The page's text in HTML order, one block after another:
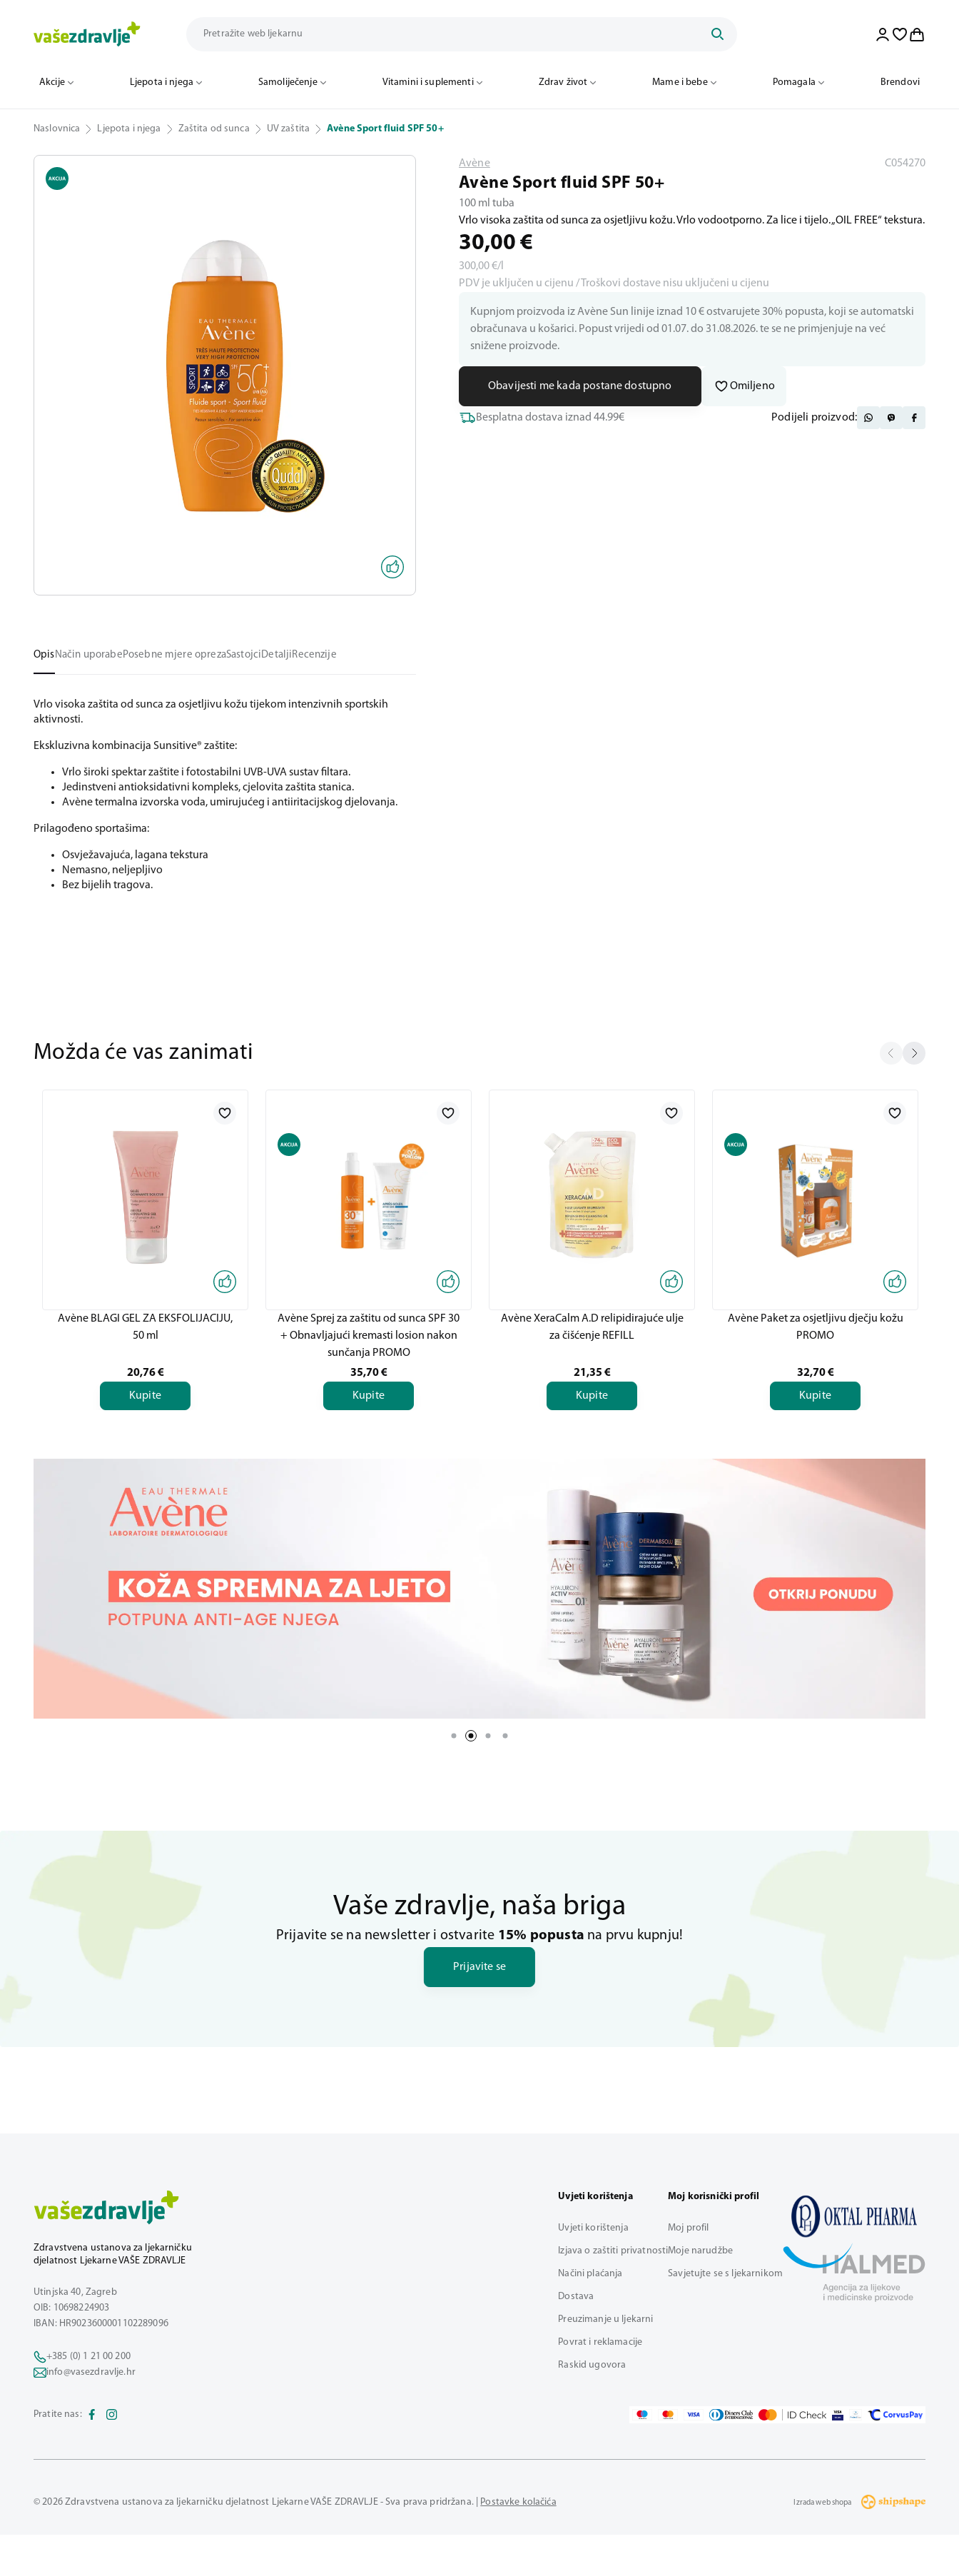
Akcije Ljepota i njega Samoliječenje Vitamini i suplementi Zdrav život Mame i bebe Pomagala Brendovi
Naslovnica Ljepota i njega Zaštita od sunca UV zaštita Avène Sport fluid SPF 50+
OpisNačin uporabePosebne mjere oprezaSastojciDetaljiRecenzije
Vrlo visoka zaštita od sunca za osjetljivu kožu tijekom intenzivnih sportskih
aktivnosti.
Ekskluzivna kombinacija Sunsitive® zaštite:
Vrlo široki spektar zaštite i fotostabilni UVB-UVA sustav filtara.
Jedinstveni antioksidativni kompleks, cjelovita zaštita stanica.
Avène termalna izvorska voda, umirujućeg i antiiritacijskog djelovanja.
Prilagođeno sportašima:
Osvježavajuća, lagana tekstura
Nemasno, neljepljivo
Bez bijelih tragova.
Avène C054270
Avène Sport fluid SPF 50+
100 ml tuba
Vrlo visoka zaštita od sunca za osjetljivu kožu. Vrlo vodootporno. Za lice i tijelo. „OIL FREE“ tekstura.
30,00 €
300,00€/l
PDV je uključen u cijenu / Troškovi dostave nisu uključeni u cijenu
Kupnjom proizvoda iz Avène Sun linije iznad 10 € ostvarujete 30% popusta, koji se automatski
obračunava u košarici. Popust vrijedi od 01.07. do 31.08.2026. te se ne primjenjuje na već
snižene proizvode.
Obavijesti me kada postane dostupno Omiljeno
Besplatna dostava iznad 44.99€ Podijeli proizvod:
Možda će vas zanimati
Avène BLAGI GEL ZA EKSFOLIJACIJU,
50 ml
20,76 €
Kupite
Avène Sprej za zaštitu od sunca SPF 30
+ Obnavljajući kremasti losion nakon
sunčanja PROMO
35,70 €
Kupite
Avène XeraCalm A.D relipidirajuće ulje
za čišćenje REFILL
21,35 €
Kupite
Avène Paket za osjetljivu dječju kožu
PROMO
32,70 €
Kupite
Vaše zdravlje, naša briga
Prijavite se na newsletter i ostvarite 15% popusta na prvu kupnju!
Prijavite se
Zdravstvena ustanova za ljekarničku
djelatnost Ljekarne VAŠE ZDRAVLJE
Utinjska 40, Zagreb
OIB: 10698224903
IBAN: HR9023600001102289096
+385 (0) 1 21 00 200
info@vasezdravlje.hr
Uvjeti korištenja
Uvjeti korištenja
Izjava o zaštiti privatnosti
Načini plaćanja
Dostava
Preuzimanje u ljekarni
Povrat i reklamacije
Raskid ugovora
Moj korisnički profil
Moj profil
Moje narudžbe
Savjetujte se s ljekarnikom
Pratite nas:
© 2026 Zdravstvena ustanova za ljekarničku djelatnost Ljekarne VAŠE ZDRAVLJE - Sva prava pridržana. | Postavke kolačića Izrada web shopa